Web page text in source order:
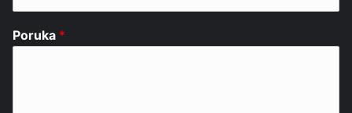
Poruka *